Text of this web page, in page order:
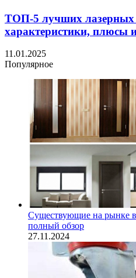
ТОП-5 лучших лазерных
характеристики, плюсы
11.01.2025
Популярное
Существующие на рынке
полный обзор
27.11.2024